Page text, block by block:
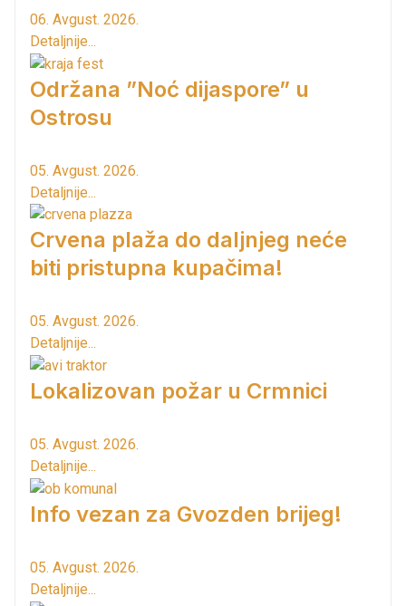
06. Avgust. 2026.
Detaljnije...
Održana ”Noć dijaspore” u
Ostrosu
05. Avgust. 2026.
Detaljnije...
Crvena plaža do daljnjeg neće
biti pristupna kupačima!
05. Avgust. 2026.
Detaljnije...
Lokalizovan požar u Crmnici
05. Avgust. 2026.
Detaljnije...
Info vezan za Gvozden brijeg!
05. Avgust. 2026.
Detaljnije...